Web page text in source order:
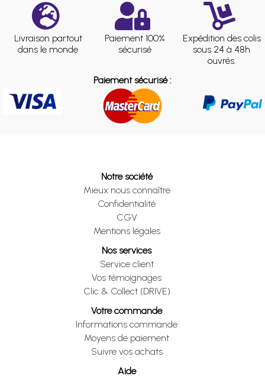
Livraison partout
dans le monde
Paiement 100%
sécurisé
Expédition des colis
sous 24 à 48h
ouvrés.
Paiement sécurisé :
Notre société
Mieux nous connaître
Confidentialité
CGV
Mentions légales
Nos services
Service client
Vos témoignages
Clic & Collect (DRIVE)
Votre commande
Informations commande
Moyens de paiement
Suivre vos achats
Aide